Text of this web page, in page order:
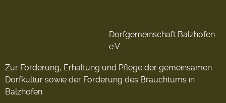
Dorfgemeinschaft Balzhofen
e.V.
Zur Förderung, Erhaltung und Pflege der gemeinsamen
Dorfkultur sowie der Förderung des Brauchtums in
Balzhofen.